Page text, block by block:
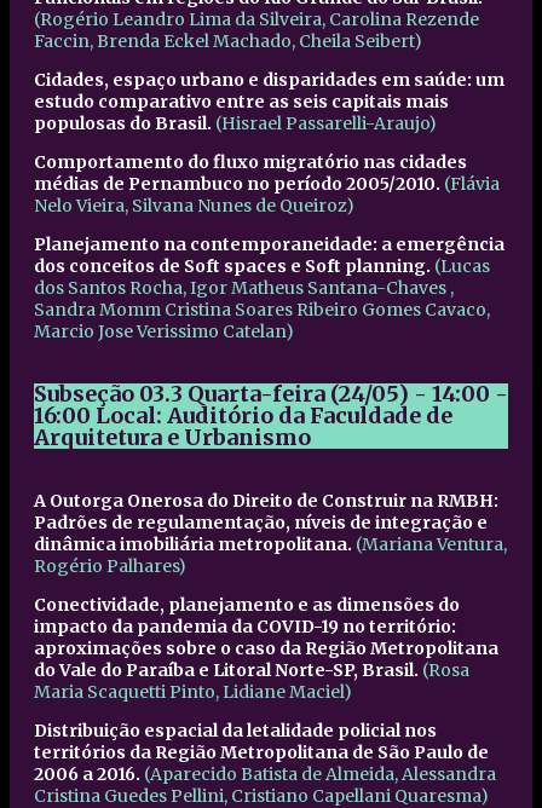
(Rogério Leandro Lima da Silveira, Carolina Rezende
Faccin, Brenda Eckel Machado, Cheila Seibert)
Cidades, espaço urbano e disparidades em saúde: um
estudo comparativo entre as seis capitais mais
populosas do Brasil. (Hisrael Passarelli-Araujo)
Comportamento do fluxo migratório nas cidades
médias de Pernambuco no período 2005/2010. (Flávia
Nelo Vieira, Silvana Nunes de Queiroz)
Planejamento na contemporaneidade: a emergência
dos conceitos de Soft spaces e Soft planning. (Lucas
dos Santos Rocha, Igor Matheus Santana-Chaves ,
Sandra Momm Cristina Soares Ribeiro Gomes Cavaco,
Marcio Jose Verissimo Catelan)
Subseção 03.3 Quarta-feira (24/05) - 14:00 -
16:00 Local: Auditório da Faculdade de
Arquitetura e Urbanismo
A Outorga Onerosa do Direito de Construir na RMBH:
Padrões de regulamentação, níveis de integração e
dinâmica imobiliária metropolitana. (Mariana Ventura,
Rogério Palhares)
Conectividade, planejamento e as dimensões do
impacto da pandemia da COVID-19 no território:
aproximações sobre o caso da Região Metropolitana
do Vale do Paraíba e Litoral Norte-SP, Brasil. (Rosa
Maria Scaquetti Pinto, Lidiane Maciel)
Distribuição espacial da letalidade policial nos
territórios da Região Metropolitana de São Paulo de
2006 a 2016. (Aparecido Batista de Almeida, Alessandra
Cristina Guedes Pellini, Cristiano Capellani Quaresma)